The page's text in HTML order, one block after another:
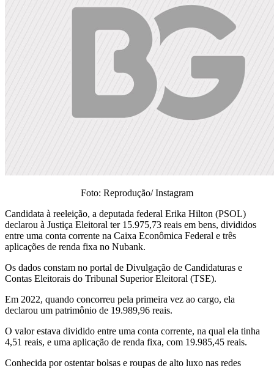
Foto: Reprodução/ Instagram
Candidata à reeleição, a deputada federal Erika Hilton (PSOL)
declarou à Justiça Eleitoral ter 15.975,73 reais em bens, divididos
entre uma conta corrente na Caixa Econômica Federal e três
aplicações de renda fixa no Nubank.
Os dados constam no portal de Divulgação de Candidaturas e
Contas Eleitorais do Tribunal Superior Eleitoral (TSE).
Em 2022, quando concorreu pela primeira vez ao cargo, ela
declarou um patrimônio de 19.989,96 reais.
O valor estava dividido entre uma conta corrente, na qual ela tinha
4,51 reais, e uma aplicação de renda fixa, com 19.985,45 reais.
Conhecida por ostentar bolsas e roupas de alto luxo nas redes